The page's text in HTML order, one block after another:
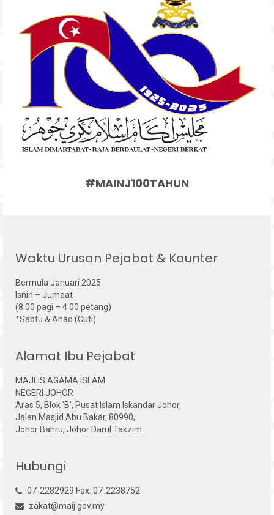
#MAINJ100TAHUN
Waktu Urusan Pejabat & Kaunter
Bermula Januari 2025
Isnin – Jumaat
(8.00 pagi – 4.00 petang)
*Sabtu & Ahad (Cuti)
Alamat Ibu Pejabat
MAJLIS AGAMA ISLAM
NEGERI JOHOR
Aras 5, Blok 'B', Pusat Islam Iskandar Johor,
Jalan Masjid Abu Bakar, 80990,
Johor Bahru, Johor Darul Takzim.
Hubungi
07-2282929 Fax: 07-2238752
zakat@maij.gov.my